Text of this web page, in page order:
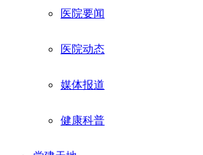
医院要闻
医院动态
媒体报道
健康科普